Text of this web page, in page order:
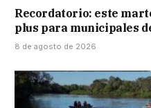
Recordatorio: este
plus para municipales
8 de agosto de 2026